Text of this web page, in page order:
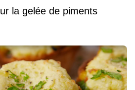
la gelée de piments